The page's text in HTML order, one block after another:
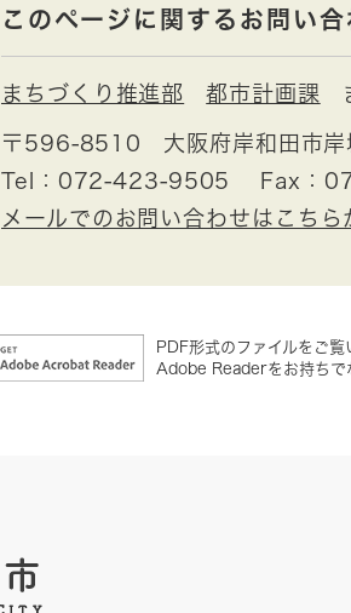
このページに関するお問い合
まちづくり推進部 都市計画課
〒596-8510
大阪府岸和田市
Tel：072-423-9505
Fax：
メールでのお問い合わせはこちら
PDF形式のファイルをご
Adobe Readerをお持ちで